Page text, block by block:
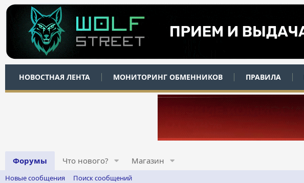
НОВОСТНАЯ ЛЕНТА МОНИТОРИНГ ОБМЕННИКОВ ПРАВИЛА
Форумы Что нового? Магазин
Новые сообщения Поиск сообщений